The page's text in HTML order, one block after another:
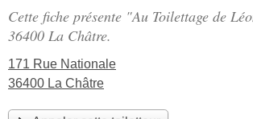
Cette fiche présente "Au Toilettage de
36400 La Châtre.
171 Rue Nationale
36400 La Châtre